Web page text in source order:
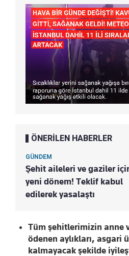
ÖNERİLEN HABERLER
GÜNDEM
Şehit aileleri ve gaziler
yeni dönem! Teklif kabul
edilerek yasalaştı
Tüm şehitlerimizin anne
ödenen aylıkları, asgari
kalmayacak şekilde